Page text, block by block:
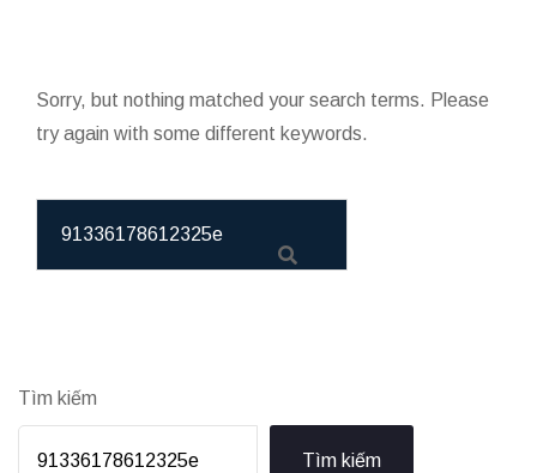
Sorry, but nothing matched your search terms. Please
try again with some different keywords.
Tìm kiếm
Tìm kiếm